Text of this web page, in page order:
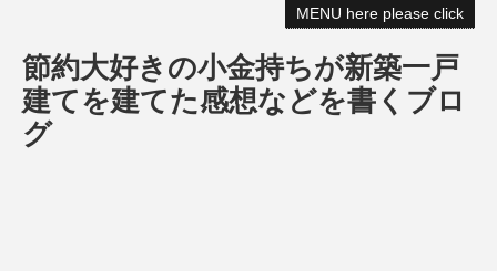
MENU here please click
節約大好きの小金持ちが新築一戸
建てを建てた感想などを書くブロ
グ